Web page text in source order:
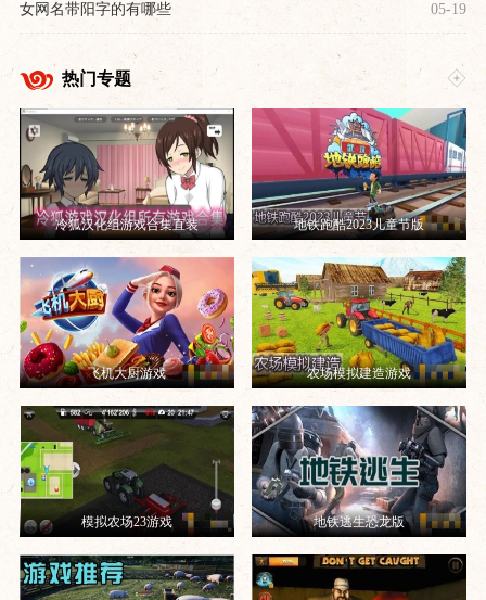
女网名带阳字的有哪些 05-19
热门专题
冷狐汉化组游戏合集直装 地铁跑酷2023儿童节版
飞机大厨游戏 农场模拟建造游戏
模拟农场23游戏 地铁逃生恐龙版